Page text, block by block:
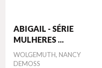
ABIGAIL - SÉRIE
MULHERES ...
Autor
WOLGEMUTH, NANCY
DEMOSS